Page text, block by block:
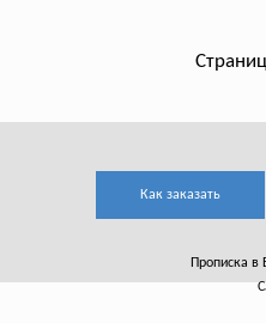
Как заказать
Прописка в